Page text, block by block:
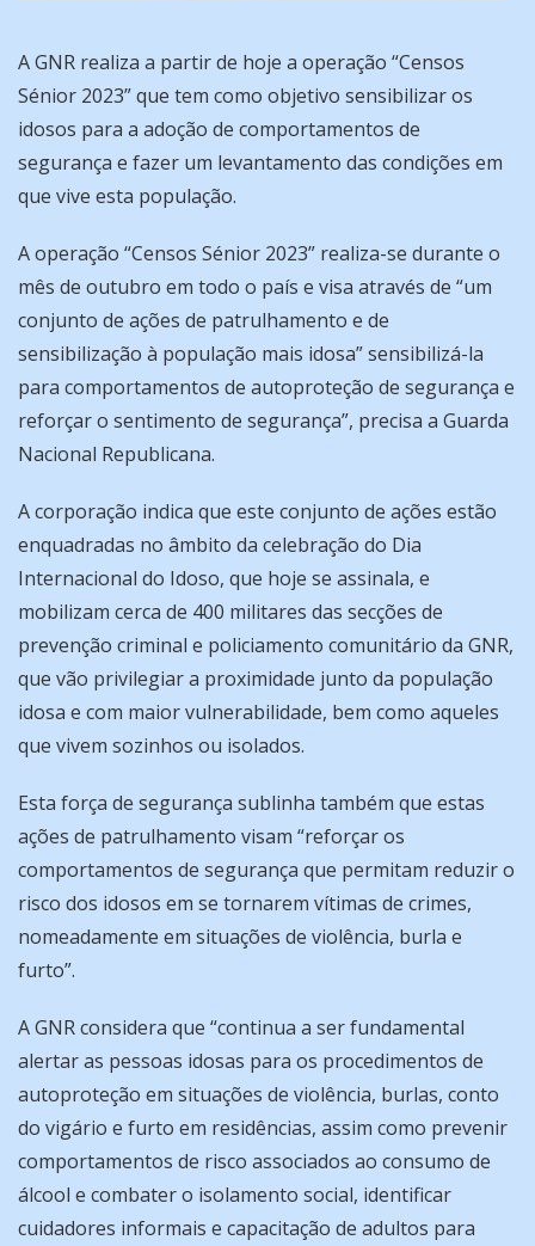
A GNR realiza a partir de hoje a operação “Censos
Sénior 2023” que tem como objetivo sensibilizar os
idosos para a adoção de comportamentos de
segurança e fazer um levantamento das condições em
que vive esta população.
A operação “Censos Sénior 2023” realiza-se durante o
mês de outubro em todo o país e visa através de “um
conjunto de ações de patrulhamento e de
sensibilização à população mais idosa” sensibilizá-la
para comportamentos de autoproteção de segurança e
reforçar o sentimento de segurança”, precisa a Guarda
Nacional Republicana.
A corporação indica que este conjunto de ações estão
enquadradas no âmbito da celebração do Dia
Internacional do Idoso, que hoje se assinala, e
mobilizam cerca de 400 militares das secções de
prevenção criminal e policiamento comunitário da GNR,
que vão privilegiar a proximidade junto da população
idosa e com maior vulnerabilidade, bem como aqueles
que vivem sozinhos ou isolados.
Esta força de segurança sublinha também que estas
ações de patrulhamento visam “reforçar os
comportamentos de segurança que permitam reduzir o
risco dos idosos em se tornarem vítimas de crimes,
nomeadamente em situações de violência, burla e
furto”.
A GNR considera que “continua a ser fundamental
alertar as pessoas idosas para os procedimentos de
autoproteção em situações de violência, burlas, conto
do vigário e furto em residências, assim como prevenir
comportamentos de risco associados ao consumo de
álcool e combater o isolamento social, identificar
cuidadores informais e capacitação de adultos para